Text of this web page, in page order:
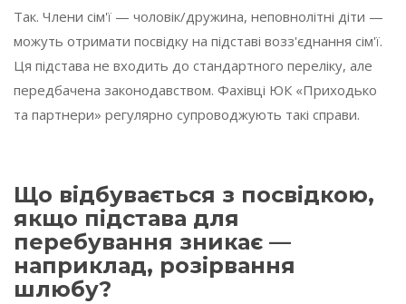
Так. Члени сім'ї — чоловік/дружина, неповнолітні діти —
можуть отримати посвідку на підставі возз'єднання сім'ї.
Ця підстава не входить до стандартного переліку, але
передбачена законодавством. Фахівці ЮК «Приходько
та партнери» регулярно супроводжують такі справи.
Що відбувається з посвідкою,
якщо підстава для
перебування зникає —
наприклад, розірвання
шлюбу?